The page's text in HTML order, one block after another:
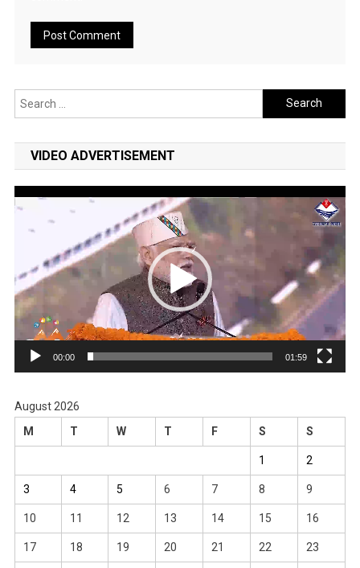
Search
for:
VIDEO ADVERTISEMENT
Video
00:00 01:59
August 2026
M
T W T F S S
1 2
3 4 5 6 7 8 9
10 11 12 13 14 15 16
17 18 19 20 21 22 23